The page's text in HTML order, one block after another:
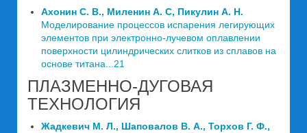
Ахонин С. В., Миленин А. С, Пикулин А. Н.
Моделирование процессов испарения легирующих
элементов при электронно-лучевом оплавлении
поверхности цилиндрических слитков из сплавов на
основе титана...21
ПЛАЗМЕННО-ДУГОВАЯ
ТЕХНОЛОГИЯ
Жадкевич М. Л., Шаповалов В. А., Торхов Г. Ф.,